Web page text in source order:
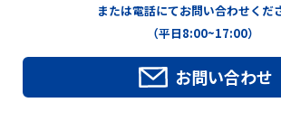
または電話にてお問い合わせくだ
（平日8:00~17:00）
お問い合わせ